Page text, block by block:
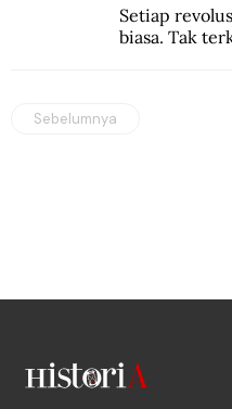
Setiap
biasa. Tak
Sebelumnya